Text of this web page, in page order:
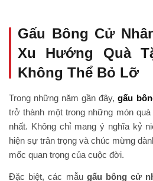
Gấu Bông Cử
Xu Hướng Quà
Không Thể Bỏ Lỡ
Trong những năm gần đây,gấu
trở thành một trong những món
nhất. Không chỉ mang ý nghĩa kỷ
hiện sự trân trọng và chúc mừng
mốc quan trọng của cuộc đời.
Đặc biệt, các mẫu gấu bông cử